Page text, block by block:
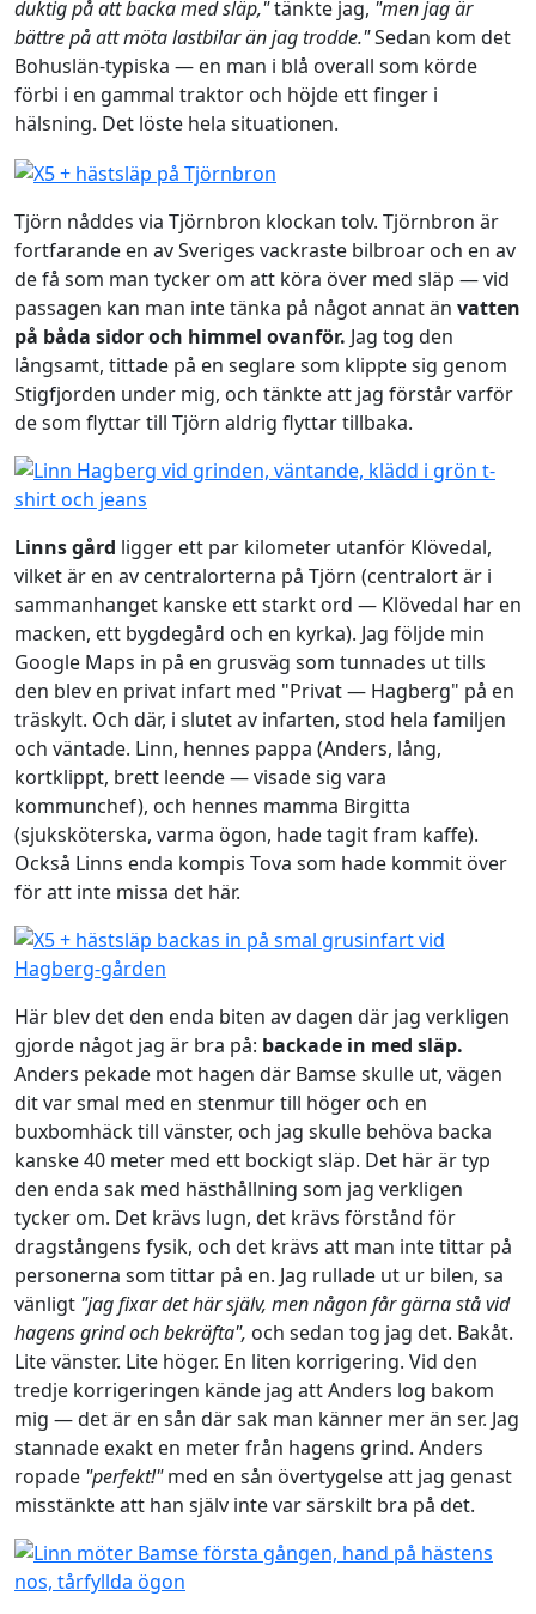
duktig på att backa med släp,"tänkte jag, "men jag är
bättre på att möta lastbilar än jag trodde."Sedan kom det
Bohuslän-typiska — en man i blå overall som körde
förbi i en gammal traktor och höjde ett finger i
hälsning. Det löste hela situationen.
Tjörn nåddes via Tjörnbron klockan tolv. Tjörnbron är
fortfarande en av Sveriges vackraste bilbroar och en av
de få som man tycker om att köra över med släp — vid
passagen kan man inte tänka på något annat än vatten
på båda sidor och himmel ovanför. Jag tog den
långsamt, tittade på en seglare som klippte sig genom
Stigfjorden under mig, och tänkte att jag förstår varför
de som flyttar till Tjörn aldrig flyttar tillbaka.
Linns gård ligger ett par kilometer utanför Klövedal,
vilket är en av centralorterna på Tjörn (centralort är i
sammanhanget kanske ett starkt ord — Klövedal har en
macken, ett bygdegård och en kyrka). Jag följde min
Google Maps in på en grusväg som tunnades ut tills
den blev en privat infart med "Privat — Hagberg" på en
träskylt. Och där, i slutet av infarten, stod hela familjen
och väntade. Linn, hennes pappa (Anders, lång,
kortklippt, brett leende — visade sig vara
kommunchef), och hennes mamma Birgitta
(sjuksköterska, varma ögon, hade tagit fram kaffe).
Också Linns enda kompis Tova som hade kommit över
för att inte missa det här.
Här blev det den enda biten av dagen där jag verkligen
gjorde något jag är bra på: backade in med släp.
Anders pekade mot hagen där Bamse skulle ut, vägen
dit var smal med en stenmur till höger och en
buxbomhäck till vänster, och jag skulle behöva backa
kanske 40 meter med ett bockigt släp. Det här är typ
den enda sak med hästhållning som jag verkligen
tycker om. Det krävs lugn, det krävs förstånd för
dragstångens fysik, och det krävs att man inte tittar på
personerna som tittar på en. Jag rullade ut ur bilen, sa
vänligt "jag fixar det här själv, men någon får gärna stå vid
hagens grind och bekräfta", och sedan tog jag det. Bakåt.
Lite vänster. Lite höger. En liten korrigering. Vid den
tredje korrigeringen kände jag att Anders log bakom
mig — det är en sån där sak man känner mer än ser. Jag
stannade exakt en meter från hagens grind. Anders
ropade "perfekt!"med en sån övertygelse att jag genast
misstänkte att han själv inte var särskilt bra på det.